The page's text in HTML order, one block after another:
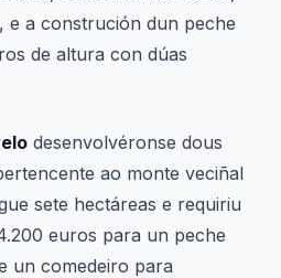
e a construción dun peche
de altura con dúas
desenvolvéronse dous
ao monte veciñal
sete hectáreas e requiriu
euros para un peche
un comedeiro para